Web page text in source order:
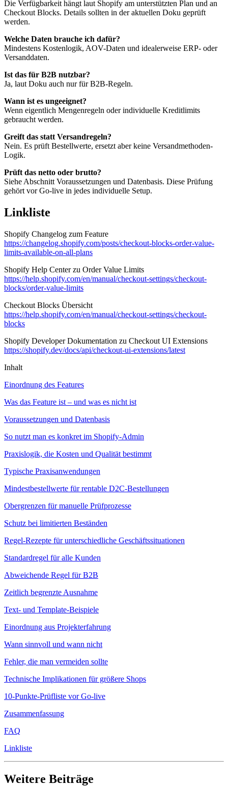
Die Verfügbarkeit hängt laut Shopify am unterstützten Plan und an
Checkout Blocks. Details sollten in der aktuellen Doku geprüft
werden.
Welche Daten brauche ich dafür?
Mindestens Kostenlogik, AOV-Daten und idealerweise ERP- oder
Versanddaten.
Ist das für B2B nutzbar?
Ja, laut Doku auch nur für B2B-Regeln.
Wann ist es ungeeignet?
Wenn eigentlich Mengenregeln oder individuelle Kreditlimits
gebraucht werden.
Greift das statt Versandregeln?
Nein. Es prüft Bestellwerte, ersetzt aber keine Versandmethoden-
Logik.
Prüft das netto oder brutto?
Siehe Abschnitt Voraussetzungen und Datenbasis. Diese Prüfung
gehört vor Go-live in jedes individuelle Setup.
Linkliste
Shopify Changelog zum Feature
https://changelog.shopify.com/posts/checkout-blocks-order-value-
limits-available-on-all-plans
Shopify Help Center zu Order Value Limits
https://help.shopify.com/en/manual/checkout-settings/checkout-
blocks/order-value-limits
Checkout Blocks Übersicht
https://help.shopify.com/en/manual/checkout-settings/checkout-
blocks
Shopify Developer Dokumentation zu Checkout UI Extensions
https://shopify.dev/docs/api/checkout-ui-extensions/latest
Inhalt
Einordnung des Features
Was das Feature ist – und was es nicht ist
Voraussetzungen und Datenbasis
So nutzt man es konkret im Shopify-Admin
Praxislogik, die Kosten und Qualität bestimmt
Typische Praxisanwendungen
Mindestbestellwerte für rentable D2C-Bestellungen
Obergrenzen für manuelle Prüfprozesse
Schutz bei limitierten Beständen
Regel-Rezepte für unterschiedliche Geschäftssituationen
Standardregel für alle Kunden
Abweichende Regel für B2B
Zeitlich begrenzte Ausnahme
Text- und Template-Beispiele
Einordnung aus Projekterfahrung
Wann sinnvoll und wann nicht
Fehler, die man vermeiden sollte
Technische Implikationen für größere Shops
10-Punkte-Prüfliste vor Go-live
Zusammenfassung
FAQ
Linkliste
Weitere Beiträge